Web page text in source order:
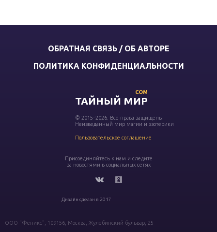
ОБРАТНАЯ СВЯЗЬ / ОБ АВТОРЕ
ПОЛИТИКА КОНФИДЕНЦИАЛЬНОСТИ
ТАЙНЫЙ МИР
COM
© 2015–2026. Все права защищены
Неизведанный мир магии и эзотерики
Пользовательское соглашение
Присоединяйтесь к нам и следите
за новостями в социальных сетях
Дизайн сделан в 2017
ООО "Феникс", 109156, Москва, Жулебинский бульвар, 25